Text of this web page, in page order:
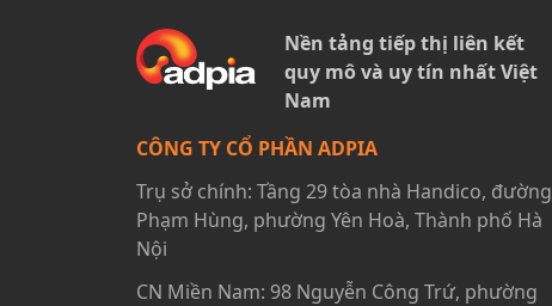
Nền tảng tiếp thị liên kết
quy mô và uy tín nhất Việt
Nam
CÔNG TY CỔ PHẦN ADPIA
Trụ sở chính: Tầng 29 tòa nhà Handico, đường
Phạm Hùng, phường Yên Hoà, Thành phố Hà
Nội
CN Miền Nam: 98 Nguyễn Công Trứ, phường